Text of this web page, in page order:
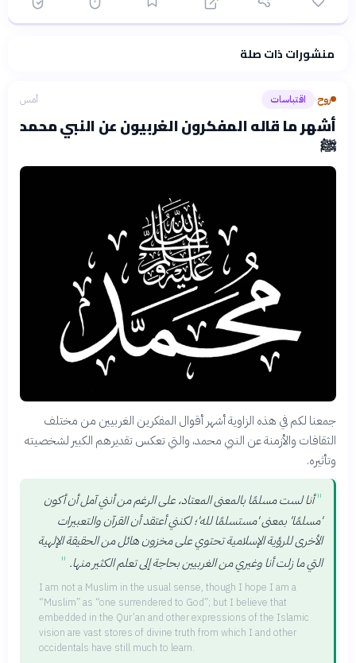
فلسفتنا المعرفية· سياسة الذكاء الاصطناعيمنشورات ذات صلة
روح› اقتباسات أمس
أشهر ما قاله المفكرون الغربيون عن النبي محمد
ﷺ
جمعنا لكم في هذه الزاوية أشهر أقوال المفكرين الغربيين من مختلف
الثقافات والأزمنة عن النبي محمد، والتي تعكس تقديرهم الكبير لشخصيته
وتأثيره.
" أنا لست مسلمًا بالمعنى المعتاد، على الرغم من أنني آمل أن أكون
'مسلمًا' بمعنى 'مستسلمًا لله'؛ لكنني أعتقد أن القرآن والتعبيرات
الأخرى للرؤية الإسلامية تحتوي على مخزون هائل من الحقيقة الإلهية
التي ما زلت أنا وغيري من الغربيين بحاجة إلى تعلم الكثير منها. "
I am not a Muslim in the usual sense, though I hope I am a
“Muslim” as “one surrendered to God”; but I believe that
embedded in the Qur’an and other expressions of the Islamic
vision are vast stores of divine truth from which I and other
occidentals have still much to learn.